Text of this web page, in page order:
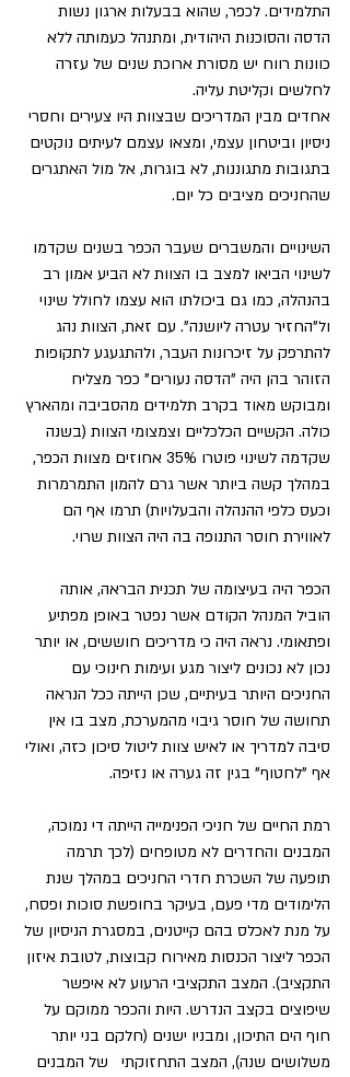
התלמידים. לכפר, שהוא בבעלות ארגון נשות
הדסה והסוכנות היהודית, ומתנהל כעמותה ללא
כוונות רווח יש מסורת ארוכת שנים של עזרה
לחלשים וקליטת עליה.
אחדים מבין המדריכים שבצוות היו צעירים וחסרי
ניסיון וביטחון עצמי, ומצאו עצמם לעיתים נוקטים
בתגובות מתגוננות, לא בוגרות, אל מול האתגרים
שהחניכים מציבים כל יום.
השינויים והמשברים שעבר הכפר בשנים שקדמו
לשינוי הביאו למצב בו הצוות לא הביע אמון רב
בהנהלה, כמו גם ביכולתו הוא עצמו לחולל שינוי
ול"החזיר עטרה ליושנה". עם זאת, הצוות נהג
להתרפק על זיכרונות העבר, ולהתגעגע לתקופות
הזוהר בהן היה "הדסה נעורים" כפר מצליח
ומבוקש מאוד בקרב תלמידים מהסביבה ומהארץ
כולה. הקשיים הכלכליים וצמצומי הצוות (בשנה
שקדמה לשינוי פוטרו 35% אחוזים מצוות הכפר,
במהלך קשה ביותר אשר גרם להמון התמרמרות
וכעס כלפי ההנהלה והבעלויות) תרמו אף הם
לאווירת חוסר התנופה בה היה הצוות שרוי.
הכפר היה בעיצומה של תכנית הבראה, אותה
הוביל המנהל הקודם אשר נפטר באופן מפתיע
ופתאומי. נראה היה כי מדריכים חוששים, או יותר
נכון לא נכונים ליצור מגע ועימות חינוכי עם
החניכים היותר בעיתיים, שכן הייתה ככל הנראה
תחושה של חוסר גיבוי מהמערכת, מצב בו אין
סיבה למדריך או לאיש צוות ליטול סיכון כזה, ואולי
אף "לחטוף" בגין זה גערה או נזיפה.
רמת החיים של חניכי הפנימייה הייתה די נמוכה,
המבנים והחדרים לא מטופחים (לכך תרמה
תופעה של השכרת חדרי החניכים במהלך שנת
הלימודים מדי פעם, בעיקר בחופשת סוכות ופסח,
על מנת לאכלס בהם קייטנים, במסגרת הניסיון של
הכפר ליצור הכנסות מאירוח קבוצות, לטובת איזון
התקציב). המצב התקציבי הרעוע לא איפשר
שיפוצים בקצב הנדרש. היות והכפר ממוקם על
חוף הים התיכון, ומבניו ישנים (חלקם בני יותר
משלושים שנה), המצב התחזוקתי   של המבנים